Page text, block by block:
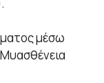
μέσω